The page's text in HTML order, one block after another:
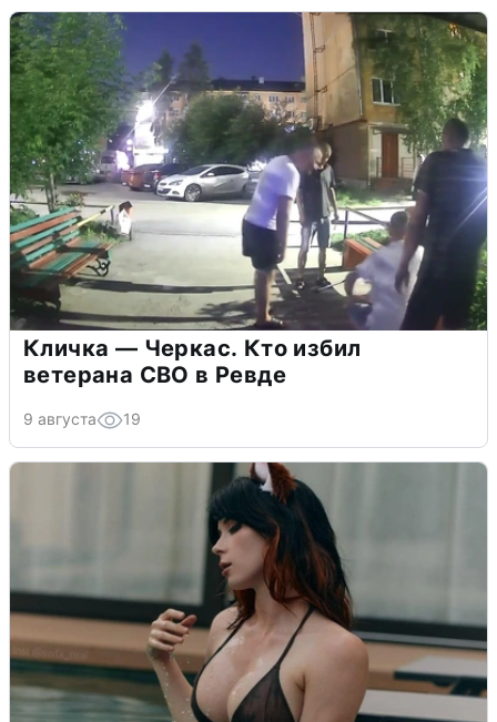
Кличка — Черкас. Кто избил
ветерана СВО в Ревде
9 августа 19